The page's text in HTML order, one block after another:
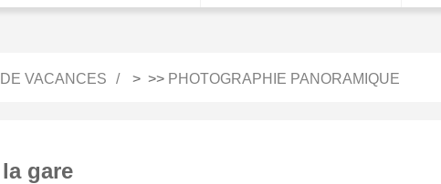
VACANCES > >> PHOTOGRAPHIE PANORAMIQUE
gare